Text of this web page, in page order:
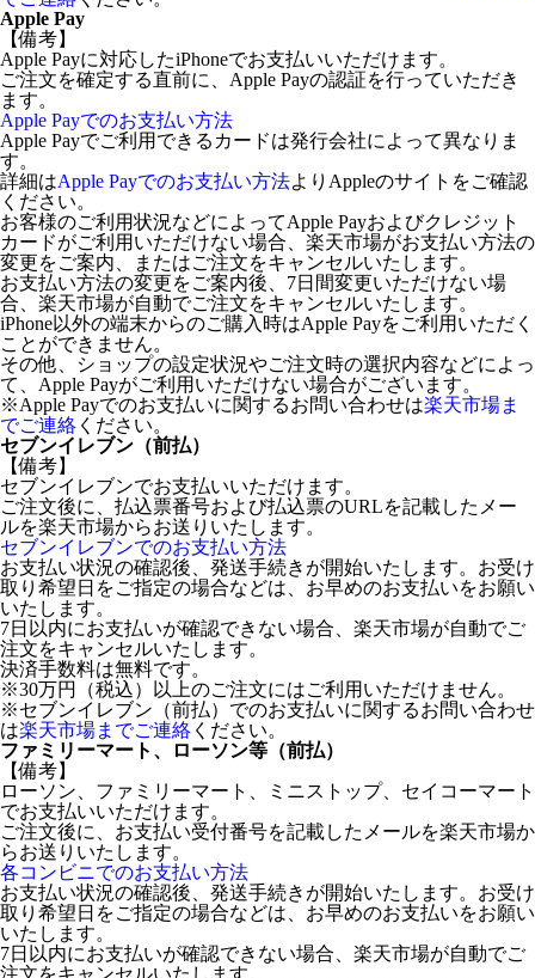
Apple Pay
【備考】
Apple Payに対応したiPhoneでお支払いいただけます。
ご注文を確定する直前に、Apple Payの認証を行っていただき
ます。
Apple Payでのお支払い方法
Apple Payでご利用できるカードは発行会社によって異なりま
す。
詳細はApple Payでのお支払い方法よりAppleのサイトをご確認
ください。
お客様のご利用状況などによってApple Payおよびクレジット
カードがご利用いただけない場合、楽天市場がお支払い方法の
変更をご案内、またはご注文をキャンセルいたします。
お支払い方法の変更をご案内後、7日間変更いただけない場
合、楽天市場が自動でご注文をキャンセルいたします。
iPhone以外の端末からのご購入時はApple Payをご利用いただく
ことができません。
その他、ショップの設定状況やご注文時の選択内容などによっ
て、Apple Payがご利用いただけない場合がございます。
※Apple Payでのお支払いに関するお問い合わせは楽天市場ま
でご連絡 ください。
セブンイレブン（前払）
【備考】
セブンイレブンでお支払いいただけます。
ご注文後に、払込票番号および払込票のURLを記載したメー
ルを楽天市場からお送りいたします。
セブンイレブンでのお支払い方法
お支払い状況の確認後、発送手続きが開始いたします。お受け
取り希望日をご指定の場合などは、お早めのお支払いをお願い
いたします。
7日以内にお支払いが確認できない場合、楽天市場が自動でご
注文をキャンセルいたします。
決済手数料は無料です。
※30万円（税込）以上のご注文にはご利用いただけません。
※セブンイレブン（前払）でのお支払いに関するお問い合わせ
は楽天市場までご連絡 ください。
ファミリーマート、ローソン等（前払）
【備考】
ローソン、ファミリーマート、ミニストップ、セイコーマート
でお支払いいただけます。
ご注文後に、お支払い受付番号を記載したメールを楽天市場か
らお送りいたします。
各コンビニでのお支払い方法
お支払い状況の確認後、発送手続きが開始いたします。お受け
取り希望日をご指定の場合などは、お早めのお支払いをお願い
いたします。
7日以内にお支払いが確認できない場合、楽天市場が自動でご
注文をキャンセルいたします。